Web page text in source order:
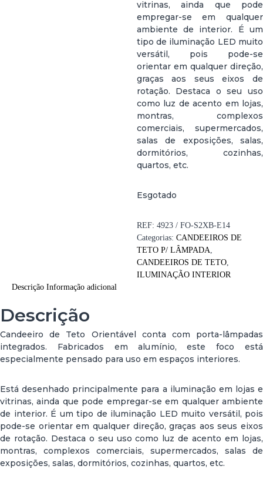
vitrinas, ainda que pode
empregar-se em qualquer
ambiente de interior. É um
tipo de iluminação LED muito
versátil, pois pode-se
orientar em qualquer direção,
graças aos seus eixos de
rotação. Destaca o seu uso
como luz de acento em lojas,
montras, complexos
comerciais, supermercados,
salas de exposições, salas,
dormitórios, cozinhas,
quartos, etc.
Esgotado
REF: 4923 / FO-S2XB-E14
Categorias: CANDEEIROS DE
TETO P/ LÂMPADA,
CANDEEIROS DE TETO,
ILUMINAÇÃO INTERIOR
Descrição Informação adicional
Descrição
Candeeiro de Teto Orientável conta com porta-lâmpadas
integrados. Fabricados em alumínio, este foco está
especialmente pensado para uso em espaços interiores.
Está desenhado principalmente para a iluminação em lojas e
vitrinas, ainda que pode empregar-se em qualquer ambiente
de interior. É um tipo de iluminação LED muito versátil, pois
pode-se orientar em qualquer direção, graças aos seus eixos
de rotação. Destaca o seu uso como luz de acento em lojas,
montras, complexos comerciais, supermercados, salas de
exposições, salas, dormitórios, cozinhas, quartos, etc.